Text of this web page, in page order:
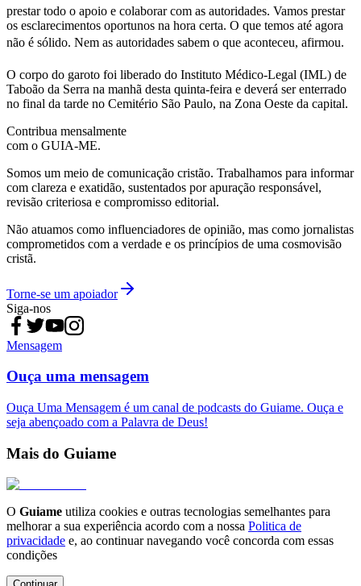
prestar todo o apoio e colaborar com as autoridades. Vamos prestar
os esclarecimentos oportunos na hora certa. O que temos até agora
não é sólido. Nem as autoridades sabem o que aconteceu, afirmou.
O corpo do garoto foi liberado do Instituto Médico-Legal (IML) de
Taboão da Serra na manhã desta quinta-feira e deverá ser enterrado
no final da tarde no Cemitério São Paulo, na Zona Oeste da capital.
Contribua mensalmente
com o GUIA-ME.
Somos um meio de comunicação cristão. Trabalhamos para informar
com clareza e exatidão, sustentados por apuração responsável,
revisão criteriosa e compromisso editorial.
Não atuamos como influenciadores de opinião, mas como jornalistas
comprometidos com a verdade e os princípios de uma cosmovisão
cristã.
Torne-se um apoiador
Siga-nos
Mensagem
Ouça uma mensagem
Ouça Uma Mensagem é um canal de podcasts do Guiame. Ouça e
seja abençoado com a Palavra de Deus!
Mais do Guiame
O Guiame utiliza cookies e outras tecnologias semelhantes para
melhorar a sua experiência acordo com a nossa Politica de
privacidade e, ao continuar navegando você concorda com essas
condições